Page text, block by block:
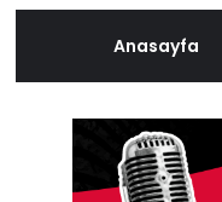
Anasayfa